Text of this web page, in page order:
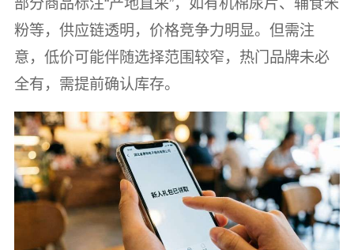
部分商品标注“产地直采”，如有机棉尿片、辅食米
粉等，供应链透明，价格竞争力明显。但需注
意，低价可能伴随选择范围较窄，热门品牌未必
全有，需提前确认库存。